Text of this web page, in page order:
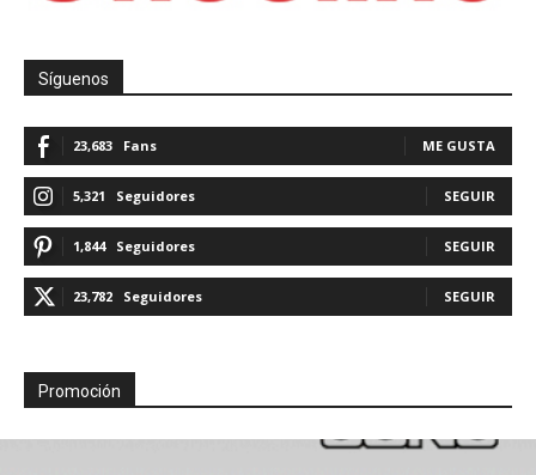
Síguenos
23,683 Fans ME GUSTA
5,321 Seguidores SEGUIR
1,844 Seguidores SEGUIR
23,782 Seguidores SEGUIR
Promoción